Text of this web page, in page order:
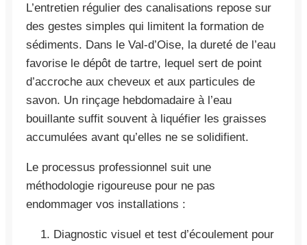
L’entretien régulier des canalisations repose sur
des gestes simples qui limitent la formation de
sédiments. Dans le Val-d’Oise, la dureté de l’eau
favorise le dépôt de tartre, lequel sert de point
d’accroche aux cheveux et aux particules de
savon. Un rinçage hebdomadaire à l’eau
bouillante suffit souvent à liquéfier les graisses
accumulées avant qu’elles ne se solidifient.
Le processus professionnel suit une
méthodologie rigoureuse pour ne pas
endommager vos installations :
Diagnostic visuel et test d’écoulement pour